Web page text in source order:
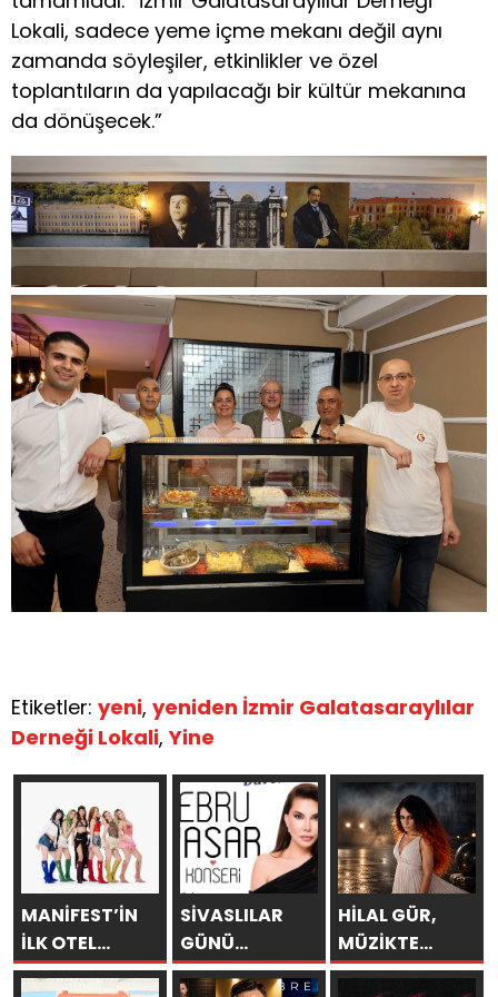
Lokali, sadece yeme içme mekanı değil aynı
zamanda söyleşiler, etkinlikler ve özel
toplantıların da yapılacağı bir kültür mekanına
da dönüşecek.”
Etiketler: yeni, yeniden İzmir Galatasaraylılar
Derneği Lokali,Yine
MANİFEST’İN
İLK OTEL
KONSERİ 7
SİVASLILAR
GÜNÜ
KUTLAMALARINDA
HİLAL GÜR,
MÜZİKTE
YARAYI